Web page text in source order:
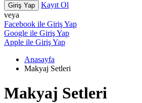
Giriş Yap
Kayıt Ol
veya
Facebook ile Giriş Yap
Google ile Giriş Yap
Apple ile Giriş Yap
Anasayfa
Makyaj Setleri
Makyaj Setleri